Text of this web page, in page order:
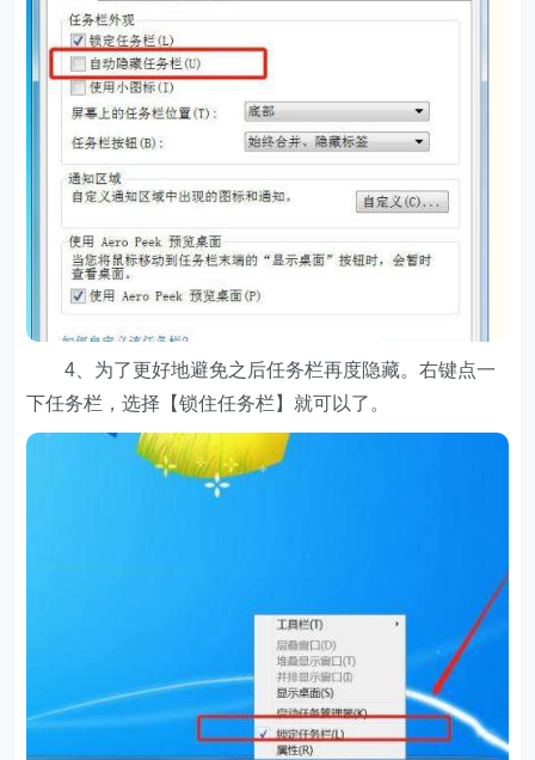
4、为了更好地避免之后任务栏再度隐藏。右键点一
下任务栏，选择【锁住任务栏】就可以了。